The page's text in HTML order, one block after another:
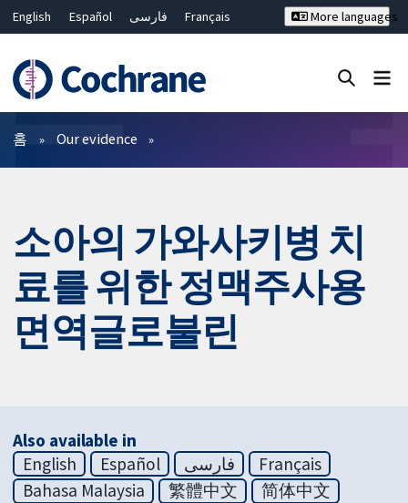
English Español فارسی
Français
Bahasa Malaysia
ไทย
繁體中文
简体中文
More languages
필터
홈 Our evidence
소아의 가와사키병 치
료를 위한 정맥주사용
면역글로불린
Also available in
English
Español فارسی
Français
Bahasa Malaysia
繁體中文
简体中文